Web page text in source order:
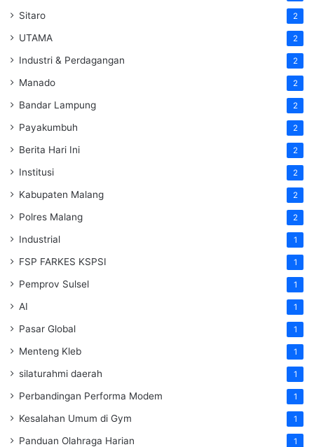
Sitaro 2
UTAMA 2
Industri & Perdagangan 2
Manado 2
Bandar Lampung 2
Payakumbuh 2
Berita Hari Ini 2
Institusi 2
Kabupaten Malang 2
Polres Malang 2
Industrial 1
FSP FARKES KSPSI 1
Pemprov Sulsel 1
AI 1
Pasar Global 1
Menteng Kleb 1
silaturahmi daerah 1
Perbandingan Performa Modem 1
Kesalahan Umum di Gym 1
Panduan Olahraga Harian 1